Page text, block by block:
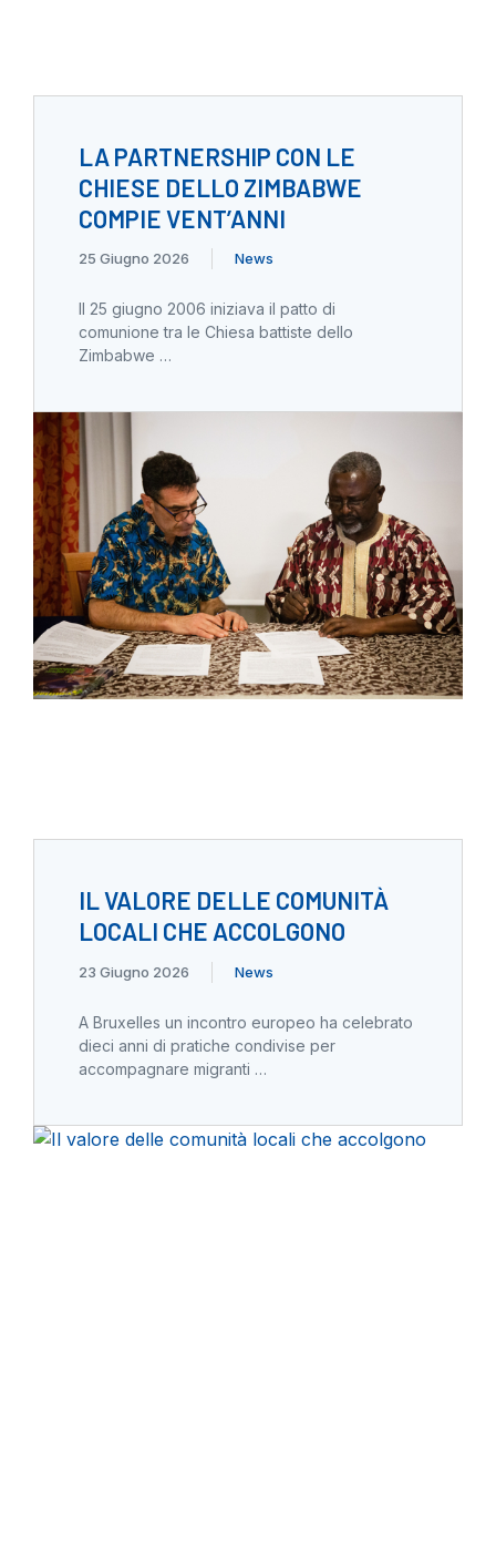
LA PARTNERSHIP CON LE
CHIESE DELLO ZIMBABWE
COMPIE VENT’ANNI
25 Giugno 2026 News
Il 25 giugno 2006 iniziava il patto di
comunione tra le Chiesa battiste dello
Zimbabwe …
IL VALORE DELLE COMUNITÀ
LOCALI CHE ACCOLGONO
23 Giugno 2026 News
A Bruxelles un incontro europeo ha celebrato
dieci anni di pratiche condivise per
accompagnare migranti …